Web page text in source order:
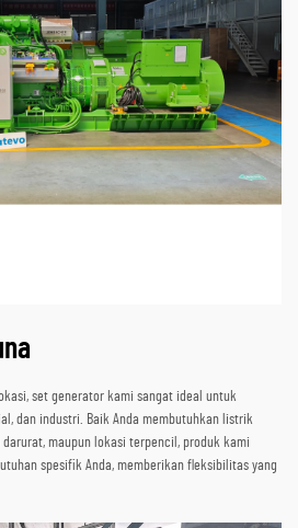
set generator kami sangat ideal untuk
dan industri. Baik Anda membutuhkan listrik
maupun lokasi terpencil, produk kami
spesifik Anda, memberikan fleksibilitas yang